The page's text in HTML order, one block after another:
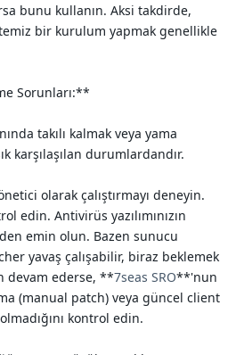
bunu kullanın. Aksi takdirde,
bir kurulum yapmak genellikle
Sorunları:**
takılı kalmak veya yama
karşılaşılan durumlardandır.
olarak çalıştırmayı deneyin.
edin. Antivirüs yazılımınızın
emin olun. Bazen sunucu
yavaş çalışabilir, biraz beklemek
devam ederse, **7seas SRO**'nun
(manual patch) veya güncel client
kontrol edin.